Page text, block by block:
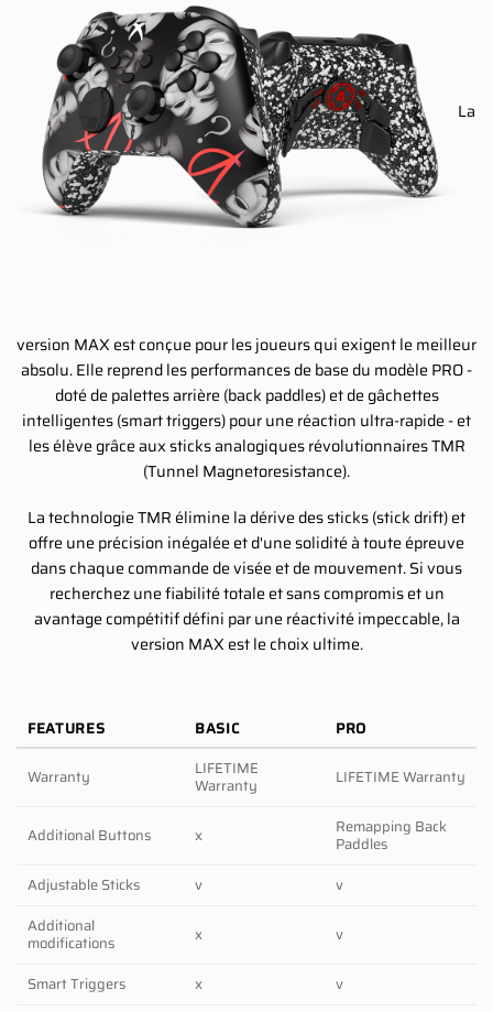
La
version MAX est conçue pour les joueurs qui exigent le meilleur
absolu. Elle reprend les performances de base du modèle PRO -
doté de palettes arrière (back paddles) et de gâchettes
intelligentes (smart triggers) pour une réaction ultra-rapide - et
les élève grâce aux sticks analogiques révolutionnaires TMR
(Tunnel Magnetoresistance).
La technologie TMR élimine la dérive des sticks (stick drift) et
offre une précision inégalée et d'une solidité à toute épreuve
dans chaque commande de visée et de mouvement. Si vous
recherchez une fiabilité totale et sans compromis et un
avantage compétitif défini par une réactivité impeccable, la
version MAX est le choix ultime.
FEATURES BASIC PRO
Warranty LIFETIME
Warranty LIFETIME Warranty
Additional Buttons x Remapping Back
Paddles
Adjustable Sticks
v
v
Additional
modifications x v
Smart Triggers x
v